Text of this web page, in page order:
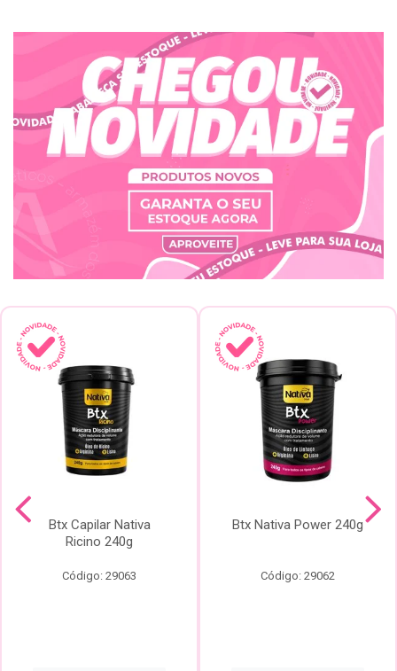
Btx Capilar Nativa
Ricino 240g
Código: 29063
Btx Nativa Power 240g
Código: 29062